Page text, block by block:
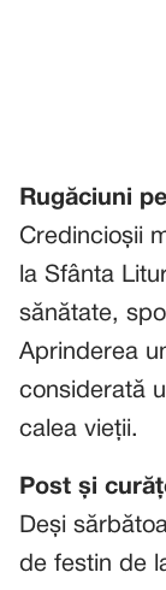
Rugăciuni
Credincioșii
la Sfânta
sănătate,
Aprinderea
considerată
calea vieții.
Post și
Deși
de festin de